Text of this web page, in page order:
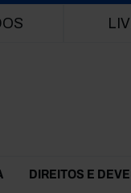
DIREITOS E